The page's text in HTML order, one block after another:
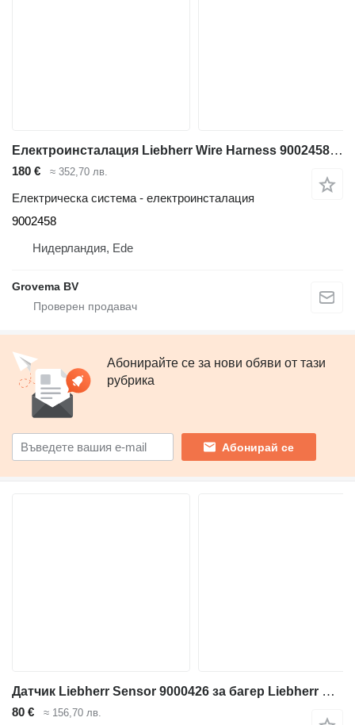
Електроинсталация Liebherr Wire Harness 9002458 за багер Liebherr A904 Li / A314 Li / A312 Li
180 € ≈ 352,70 лв.
Електрическа система - електроинсталация
9002458
Нидерландия, Ede
Grovema BV
Абонирайте се за нови обяви от тази
рубрика
Абонирай се
Датчик Liebherr Sensor 9000426 за багер Liebherr R926 COMP / R946 LC / R946 NLC / R950 / A904C Li / A316 Li / A314 Li / A312 Li / A944C Li / A914C li / A934C Li / A924C Li / A900C / LH35 M / LH50 M / LH40 M / LH50 MHR
80 € ≈ 156,70 лв.